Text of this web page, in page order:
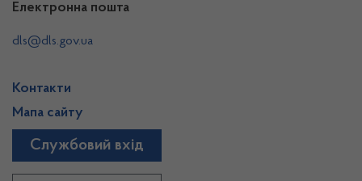
Електронна пошта
dls@dls.gov.ua
Контакти
Мапа сайту
Службовий вхід